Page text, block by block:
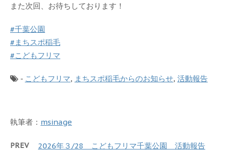
また次回、お待ちしております！
#千葉公園
#まちスポ稲毛
#こどもフリマ
- こどもフリマ, まちスポ稲毛からのお知らせ, 活動報告
執筆者： msinage
PREV 2026年３/28 こどもフリマ千葉公園 活動報告